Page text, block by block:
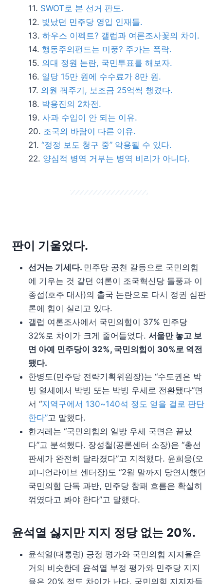
SWOT로 본 선거 판도.
빛났던 민주당 영입 인재들.
하우스 이펙트? 갤럽과 여론조사꽃의 차이.
행동주의펀드는 미풍? 주가는 폭락.
의대 정원 논란, 국민투표를 해보자.
일당 15만 원에 수수료가 8만 원.
의원 꿔주기, 보조금 25억씩 챙겼다.
박용진의 2차전.
사과 수입이 안 되는 이유.
조국의 바람이 다른 이유.
“정정 보도 청구 중” 악용될 수 있다.
양심적 병역 거부는 병역 비리가 아니다.
판이 기울었다.
선거는 기세다. 민주당 공천 갈등으로 국민의힘
에 기우는 것 같던 여론이 조국혁신당 돌풍과 이
종섭(호주 대사)의 출국 논란으로 다시 정권 심판
론에 힘이 실리고 있다.
갤럽 여론조사에서 국민의힘이 37% 민주당
32%로 차이가 크게 줄어들었다. 서울만 놓고 보
면 아예 민주당이 32%, 국민의힘이 30%로 역전
됐다.
한병도(민주당 전략기획위원장)는 “수도권은 박
빙 열세에서 박빙 또는 박빙 우세로 전환됐다”면
서 “지역구에서 130~140석 정도 얻을 걸로 판단
한다”고 말했다.
한겨레는 “국민의힘의 일방 우세 국면은 끝났
다”고 분석했다. 장성철(공론센터 소장)은 “총선
판세가 완전히 달라졌다”고 지적했다. 윤희웅(오
피니언라이브 센터장)도 “2월 말까지 당연시했던
국민의힘 단독 과반, 민주당 참패 흐름은 확실히
꺾였다고 봐야 한다”고 말했다.
윤석열 싫지만 지지 정당 없는 20%.
윤석열(대통령) 긍정 평가와 국민의힘 지지율은
거의 비슷한데 윤석열 부정 평가와 민주당 지지
율은 20% 정도 차이가 난다. 국민의힘 지지자들